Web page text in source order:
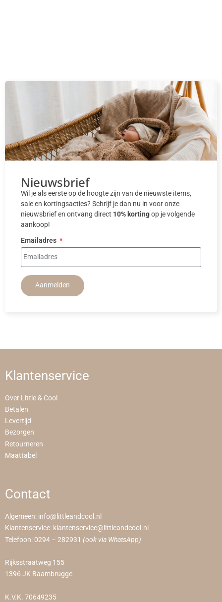
Nieuwsbrief
Wil je als eerste op de hoogte zijn van de nieuwste items,
sale en kortingsacties? Schrijf je dan nu in voor onze
nieuwsbrief en ontvang direct 10% kortingop je volgende
aankoop!
Emailadres
Aanmelden
Klantenservice
Over Little & Cool
Betalen
Levertijd
Bezorgen
Retourneren
Maattabel
Contact
Algemeen: info@littleandcool.nl
Klantenservice: klantenservice@littleandcool.nl
Telefoon: 0294 – 282931 (ook via WhatsApp)
Rijksstraatweg 155
1396 JK Baambrugge
K.V.K. 70649235